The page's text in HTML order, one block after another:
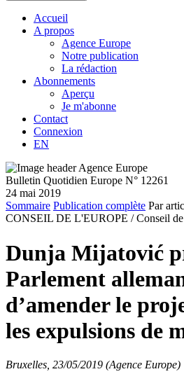
Accueil
A propos
Agence Europe
Notre publication
La rédaction
Abonnements
Aperçu
Je m'abonne
Contact
Connexion
EN
Bulletin Quotidien Europe N° 12261
24 mai 2019
Sommaire Publication complète Par
CONSEIL DE L'EUROPE / Conseil
Dunja Mijatović
Parlement
d’amender le
les expulsions de
Bruxelles, 23/05/2019 (Agence Europe)